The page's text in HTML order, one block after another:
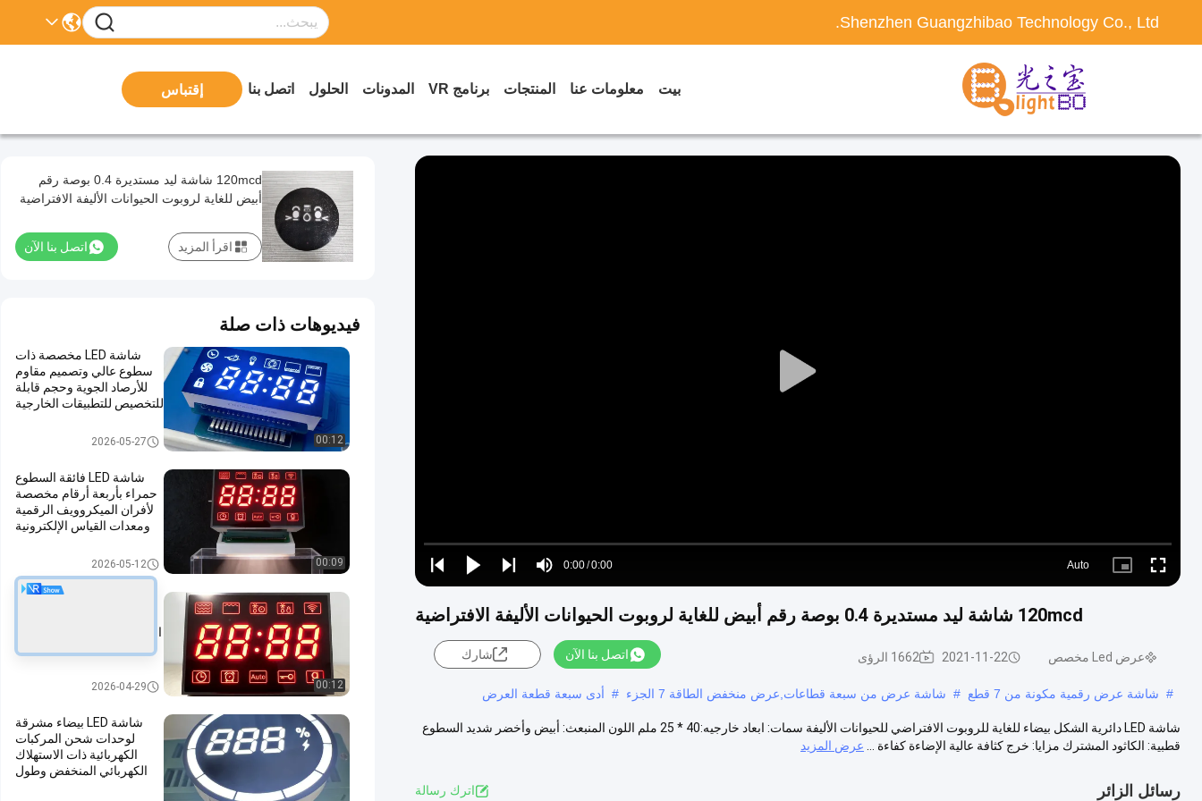
Shenzhen Guangzhibao Technology Co., Ltd.
بيت معلومات عنا المنتجات برنامج VR المدونات الحلول اتصل بنا إقتباس
Play
Play
Play
Play
Mute
Time
0:00/0:00
Loaded:
0%
Auto
Picture- Fullscreen
120mcd شاشة ليد مستديرة 0.4 بوصة رقم أبيض للغاية لروبوت الحيوانات الأليفة الافتراضية
عرض Led مخصص 2021-11-22 1662 الرؤى اتصل بنا الآن شارك
# شاشة عرض رقمية مكونة من 7 قطع # شاشة عرض من سبعة قطاعات,عرض منخفض الطاقة 7 الجزء # أدى سبعة قطعة العرض
شاشة LED دائرية الشكل بيضاء للغاية للروبوت الافتراضي للحيوانات الأليفة سمات: ابعاد خارجيه:40 * 25 ملم اللون المنبعث: أبيض وأخضر شديد السطوع
قطبية: الكاثود المشترك مزايا: خرج كثافة عالية الإضاءة كفاءة ...
عرض المزيد
رسائل الزائر اترك رسالة
120mcd شاشة ليد مستديرة 0.4 بوصة رقم
أبيض للغاية لروبوت الحيوانات الأليفة الافتراضية
اتصل بنا الآن اقرأ المزيد
فيديوهات ذات صلة
00:12
شاشة LED مخصصة ذات
سطوع عالي وتصميم مقاوم
للأرصاد الجوية وحجم قابلة
للتخصيص للتطبيقات الخارجية
عرض Led مخصص2026-05-27
00:09
شاشة LED فائقة السطوع
حمراء بأربعة أرقام مخصصة
لأفران الميكروويف الرقمية
ومعدات القياس الإلكترونية
عرض Led مخصص2026-05-12
00:12
المشترك لأفران الميكروويف
الرقمية
عرض Led مخصص2026-04-29
شاشة LED بيضاء مشرقة
لوحدات شحن المركبات
الكهربائية ذات الاستهلاك
الكهربائي المنخفض وطول